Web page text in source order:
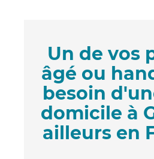
Un de vos
âgé ou
besoin
domicile à
ailleurs en